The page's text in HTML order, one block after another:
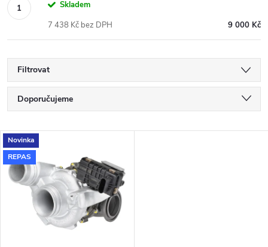
Skladem
9 000 Kč
7 438 Kč bez DPH
Filtrovat
Ř
a
z
e
Doporučujeme
Nejdražší
Nejprodávanější
Abecedně
V
ý
Novinka
REPAS